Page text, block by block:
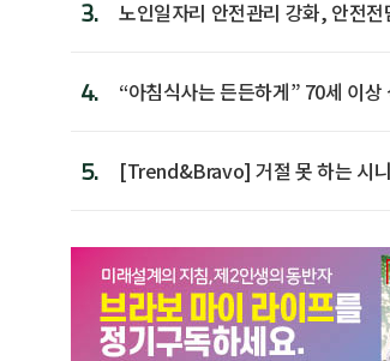
3.
노인일자리 안전관리 강화, 안전
4.
“아침식사는 든든하게” 70세 이상
5.
[Trend&Bravo] 거절 못 하는 시